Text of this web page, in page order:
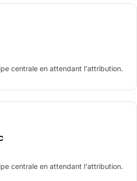
centrale en attendant l'attribution.
centrale en attendant l'attribution.